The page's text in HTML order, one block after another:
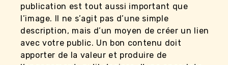
publication est tout aussi important que
l’image. Il ne s’agit pas d’une simple
description, mais d’un moyen de créer un lien
avec votre public. Un bon contenu doit
apporter de la valeur et produire de